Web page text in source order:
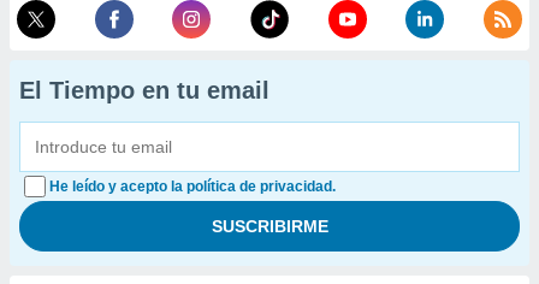
El Tiempo en tu email
He leído y acepto la política de privacidad.